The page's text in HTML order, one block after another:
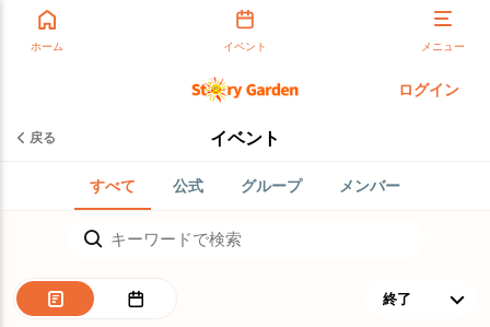
ホーム イベント メニュー
ログイン
戻る イベント
すべて 公式 グループ メンバー